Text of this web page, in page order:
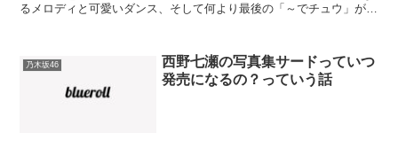
るメロディと可愛いダンス、そして何より最後の「～でチュウ」が、
乃木坂46
西野七瀬の写真集サードっていつ
発売になるの？っていう話